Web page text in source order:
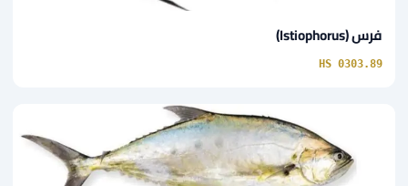
فرس (Istiophorus)
HS 0303.89